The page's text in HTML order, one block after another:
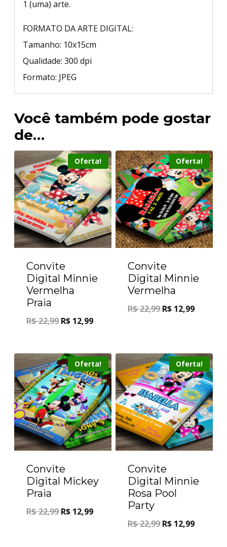
1 (uma) arte.
FORMATO DA ARTE DIGITAL:
Tamanho: 10x15cm
Qualidade: 300 dpi
Formato: JPEG
Você também pode gostar
de…
Oferta!
Convite
Digital Minnie
Vermelha
Praia
R$22,99 R$ 12,99
Oferta!
Convite
Digital Minnie
Vermelha
R$22,99 R$ 12,99
Oferta!
Convite
Digital Mickey
Praia
R$22,99 R$ 12,99
Oferta!
Convite
Digital Minnie
Rosa Pool
Party
R$22,99 R$ 12,99